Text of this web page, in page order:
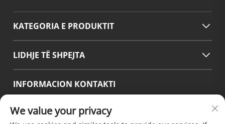
KATEGORIA E PRODUKTIT
LIDHJE TË SHPEJTA
INFORMACION KONTAKTI
Office add : Rruga No.38 Huagang, Zona Jugore e Portit
Modern Industrial Chengdu, Pixian Chengdu Sichuan Kina
We value your privacy